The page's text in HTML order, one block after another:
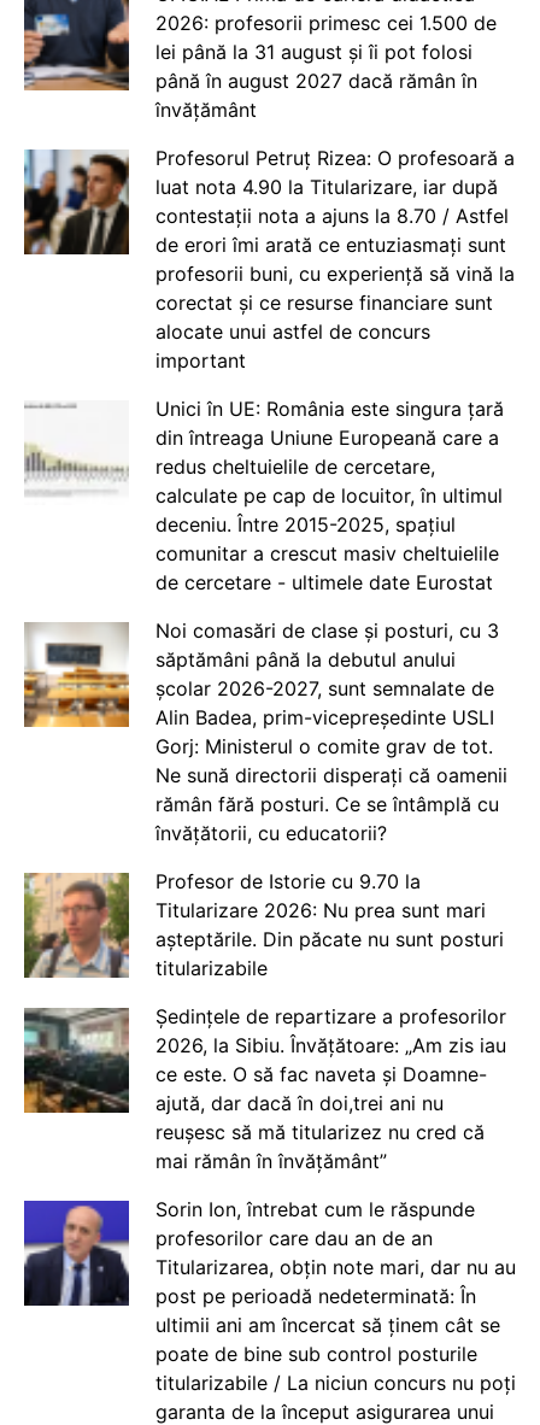
2026: profesorii primesc cei 1.500 de
lei până la 31 august și îi pot folosi
până în august 2027 dacă rămân în
învățământ
Profesorul Petruț Rizea: O profesoară a
luat nota 4.90 la Titularizare, iar după
contestații nota a ajuns la 8.70 / Astfel
de erori îmi arată ce entuziasmați sunt
profesorii buni, cu experiență să vină la
corectat și ce resurse financiare sunt
alocate unui astfel de concurs
important
Unici în UE: România este singura țară
din întreaga Uniune Europeană care a
redus cheltuielile de cercetare,
calculate pe cap de locuitor, în ultimul
deceniu. Între 2015-2025, spațiul
comunitar a crescut masiv cheltuielile
de cercetare - ultimele date Eurostat
Noi comasări de clase și posturi, cu 3
săptămâni până la debutul anului
școlar 2026-2027, sunt semnalate de
Alin Badea, prim-vicepreședinte USLI
Gorj: Ministerul o comite grav de tot.
Ne sună directorii disperați că oamenii
rămân fără posturi. Ce se întâmplă cu
învățătorii, cu educatorii?
Profesor de Istorie cu 9.70 la
Titularizare 2026: Nu prea sunt mari
așteptările. Din păcate nu sunt posturi
titularizabile
Ședințele de repartizare a profesorilor
2026, la Sibiu. Învățătoare: „Am zis iau
ce este. O să fac naveta și Doamne-
ajută, dar dacă în doi,trei ani nu
reușesc să mă titularizez nu cred că
mai rămân în învățământ”
Sorin Ion, întrebat cum le răspunde
profesorilor care dau an de an
Titularizarea, obțin note mari, dar nu au
post pe perioadă nedeterminată: În
ultimii ani am încercat să ținem cât se
poate de bine sub control posturile
titularizabile / La niciun concurs nu poți
garanta de la început asigurarea unui